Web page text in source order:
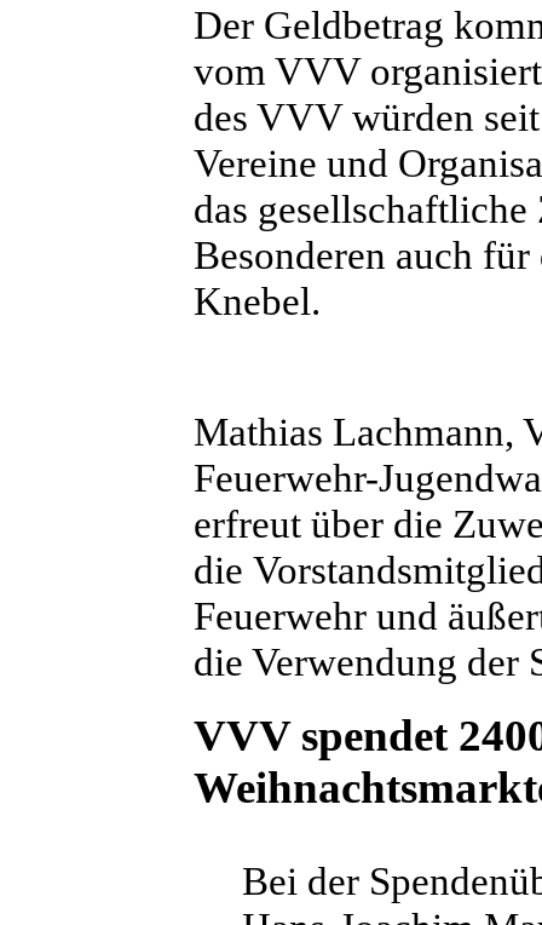
Der Geldbetrag
vom VVV
des VVV würden
Vereine und
das
Besonderen auch
Knebel.
Mathias Lachmann,
Feuerwehr-
erfreut über die
die
Feuerwehr und
die Verwendung der
VVV spendet
Bei der